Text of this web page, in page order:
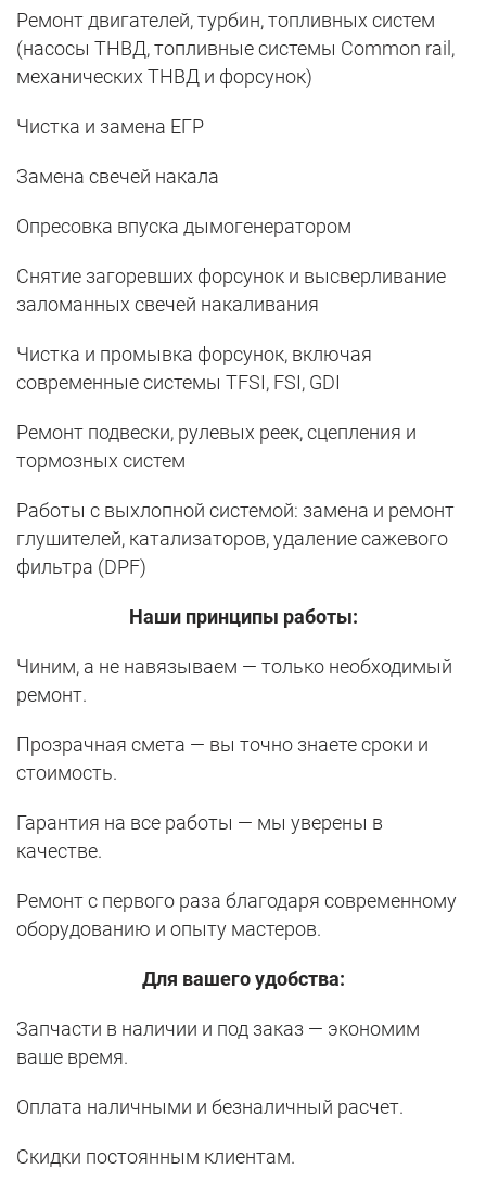
Ремонт двигателей, турбин, топливных систем
(насосы ТНВД, топливные системы Common rail,
механических ТНВД и форсунок)
Чистка и замена ЕГР
Замена свечей накала
Опресовка впуска дымогенератором
Снятие загоревших форсунок и высверливание
заломанных свечей накаливания
Чистка и промывка форсунок, включая
современные системы TFSI, FSI, GDI
Ремонт подвески, рулевых реек, сцепления и
тормозных систем
Работы с выхлопной системой: замена и ремонт
глушителей, катализаторов, удаление сажевого
фильтра (DPF)
Наши принципы работы:
Чиним, а не навязываем — только необходимый
ремонт.
Прозрачная смета — вы точно знаете сроки и
стоимость.
Гарантия на все работы — мы уверены в
качестве.
Ремонт с первого раза благодаря современному
оборудованию и опыту мастеров.
Для вашего удобства:
Запчасти в наличии и под заказ — экономим
ваше время.
Оплата наличными и безналичный расчет.
Скидки постоянным клиентам.